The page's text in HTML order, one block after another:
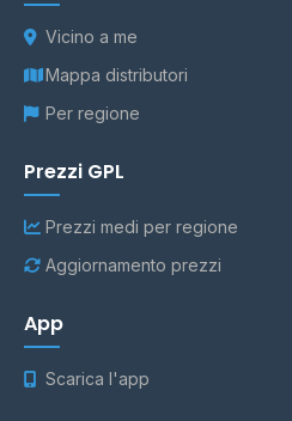
Vicino a me
Mappa distributori
Per regione
Prezzi GPL
Prezzi medi per regione
Aggiornamento prezzi
App
Scarica l'app